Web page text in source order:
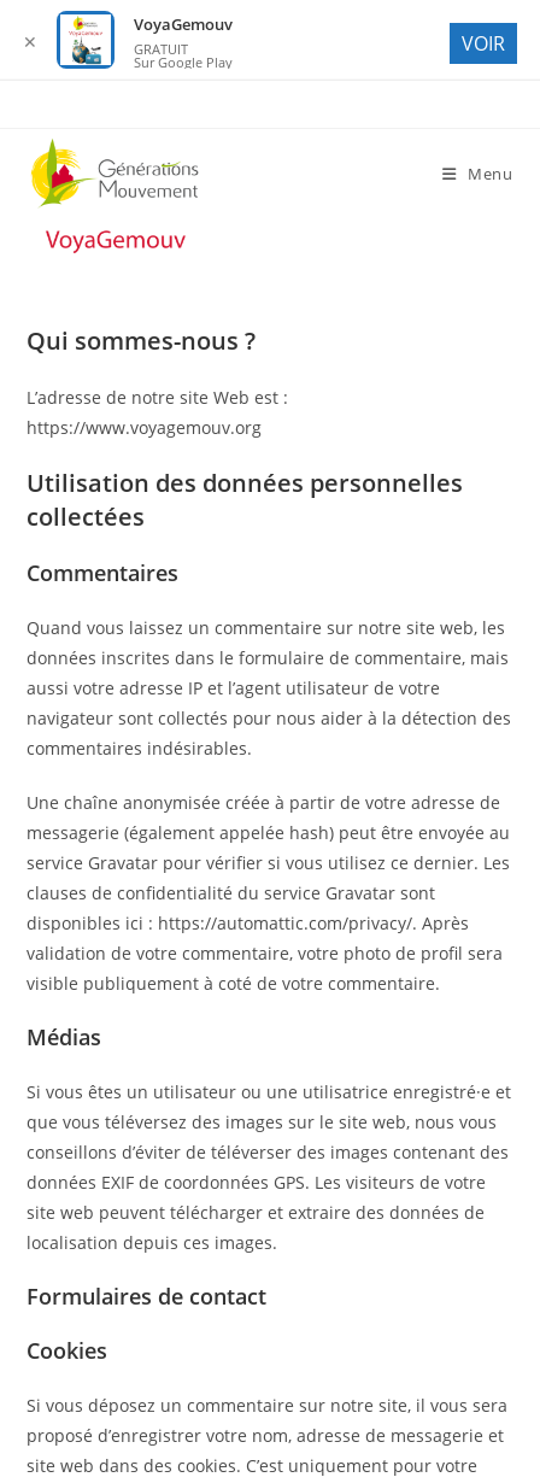
content
Menu
Qui sommes-nous ?
L’adresse de notre site Web est :
https://www.voyagemouv.org
Utilisation des données personnelles
collectées
Commentaires
Quand vous laissez un commentaire sur notre site web, les
données inscrites dans le formulaire de commentaire, mais
aussi votre adresse IP et l’agent utilisateur de votre
navigateur sont collectés pour nous aider à la détection des
commentaires indésirables.
Une chaîne anonymisée créée à partir de votre adresse de
messagerie (également appelée hash) peut être envoyée au
service Gravatar pour vérifier si vous utilisez ce dernier. Les
clauses de confidentialité du service Gravatar sont
disponibles ici : https://automattic.com/privacy/. Après
validation de votre commentaire, votre photo de profil sera
visible publiquement à coté de votre commentaire.
Médias
Si vous êtes un utilisateur ou une utilisatrice enregistré·e et
que vous téléversez des images sur le site web, nous vous
conseillons d’éviter de téléverser des images contenant des
données EXIF de coordonnées GPS. Les visiteurs de votre
site web peuvent télécharger et extraire des données de
localisation depuis ces images.
Formulaires de contact
Cookies
Si vous déposez un commentaire sur notre site, il vous sera
proposé d’enregistrer votre nom, adresse de messagerie et
site web dans des cookies. C’est uniquement pour votre
✕
VoyaGemouv
GRATUIT
Sur Google Play
VOIR